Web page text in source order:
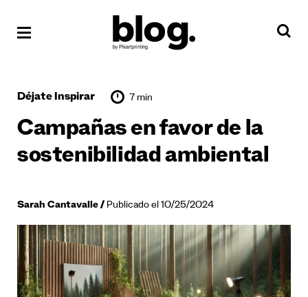
Déjate Inspirar 7 min
Campañas en favor de la
sostenibilidad ambiental
Sarah Cantavalle Publicado el 10/25/2024